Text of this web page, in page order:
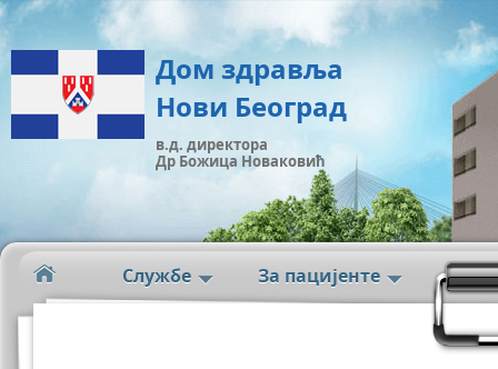
Дом здравља
Нови Београд
в.д. директора
Др Божица Новаковић
Службе За пацијенте